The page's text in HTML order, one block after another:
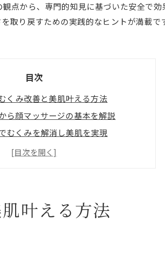
点から、専門的知見に基づいた安全で
取り戻すための実践的なヒントが満載で
目次
くみ改善と美肌叶える方法
ら顔マッサージの基本を解説
むくみを解消し美肌を実現
叶えるフェイスラインの引き締め
が引き出す小顔効果の秘訣
プの小顔ホームケア実践法
叶える方法